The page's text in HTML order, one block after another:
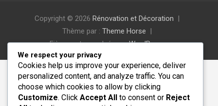
Copyright © 2026 Rénovation et Décoration
Thème par : Theme Horse
Fièrement propulsé par :WordPress
We respect your privacy
Cookies help us improve your experience, deliver
personalized content, and analyze traffic. You can
choose which cookies to allow by clicking
Customize. Click Accept All to consent or Reject